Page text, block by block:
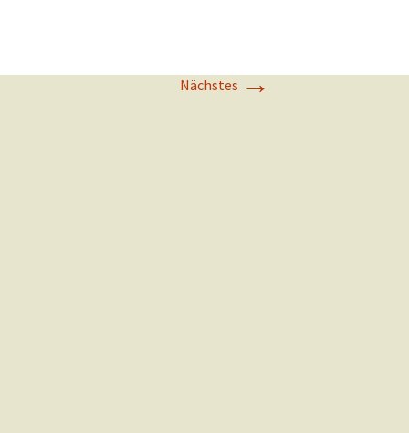
Nächstes →